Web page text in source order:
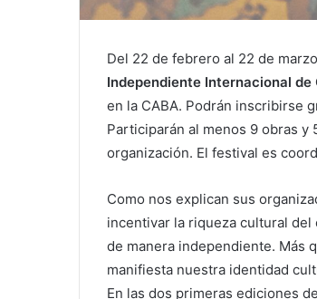
Del 22 de febrero al 22 de
Independiente Internacional de
en la CABA. Podrán inscribirse
Participarán al menos 9 obras
organización. El festival es
Como nos explican sus
incentivar la riqueza cultural
de manera independiente. Más
manifiesta nuestra identidad
En las dos primeras ediciones